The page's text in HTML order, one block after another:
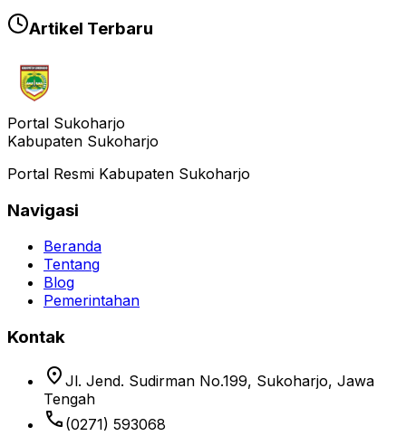
Artikel Terbaru
Portal Sukoharjo
Kabupaten Sukoharjo
Portal Resmi Kabupaten Sukoharjo
Navigasi
Beranda
Tentang
Blog
Pemerintahan
Kontak
location_on Jl. Jend. Sudirman No.199, Sukoharjo, Jawa
Tengah
phone (0271) 593068